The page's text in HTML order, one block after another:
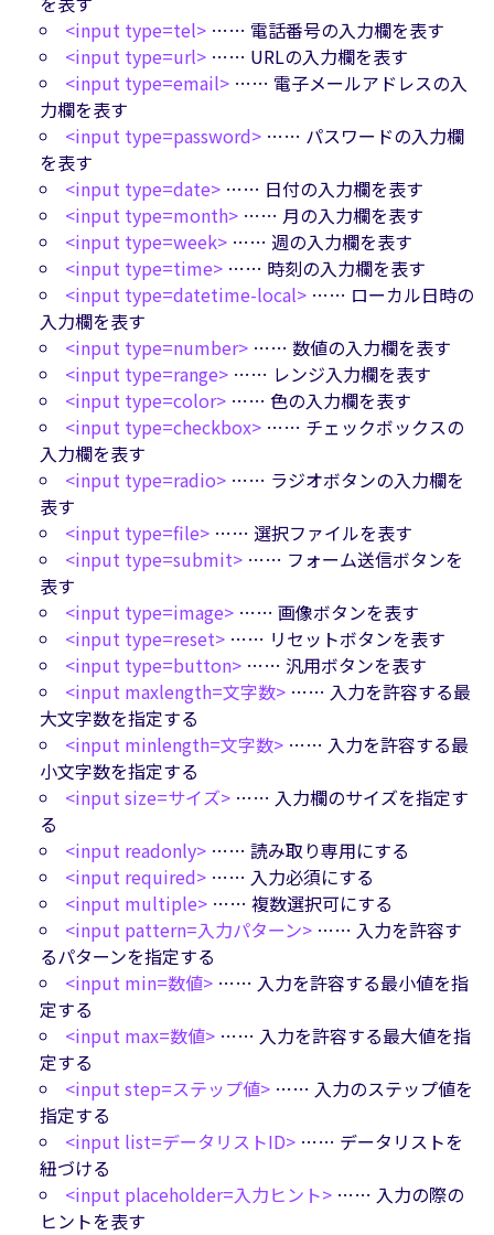
<input type=tel> …… 電話番号の入力欄を表す
<input type=url> …… URLの入力欄を表す
<input type=email> …… 電子メールアドレスの入
力欄を表す
<input type=password> …… パスワードの入力欄
を表す
<input type=date> …… 日付の入力欄を表す
<input type=month> …… 月の入力欄を表す
<input type=week> …… 週の入力欄を表す
<input type=time> …… 時刻の入力欄を表す
<input type=datetime-local> …… ローカル日時の
入力欄を表す
<input type=number> …… 数値の入力欄を表す
<input type=range> …… レンジ入力欄を表す
<input type=color> …… 色の入力欄を表す
<input type=checkbox> …… チェックボックスの
入力欄を表す
<input type=radio> …… ラジオボタンの入力欄を
表す
<input type=file> …… 選択ファイルを表す
<input type=submit> …… フォーム送信ボタンを
表す
<input type=image> …… 画像ボタンを表す
<input type=reset> …… リセットボタンを表す
<input type=button> …… 汎用ボタンを表す
<input maxlength=文字数> …… 入力を許容する最
大文字数を指定する
<input minlength=文字数> …… 入力を許容する最
小文字数を指定する
<input size=サイズ> …… 入力欄のサイズを指定す
る
<input readonly> …… 読み取り専用にする
<input required> …… 入力必須にする
<input multiple> …… 複数選択可にする
<input pattern=入力パターン> …… 入力を許容す
るパターンを指定する
<input min=数値> …… 入力を許容する最小値を指
定する
<input max=数値> …… 入力を許容する最大値を指
定する
<input step=ステップ値> …… 入力のステップ値を
指定する
<input list=データリストID> …… データリストを
紐づける
<input placeholder=入力ヒント> …… 入力の際の
ヒントを表す